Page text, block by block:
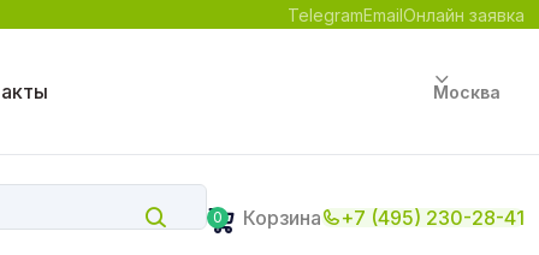
TelegramEmailОнлайн заявка
Москва
0 Корзина +7 (495) 230-28-41